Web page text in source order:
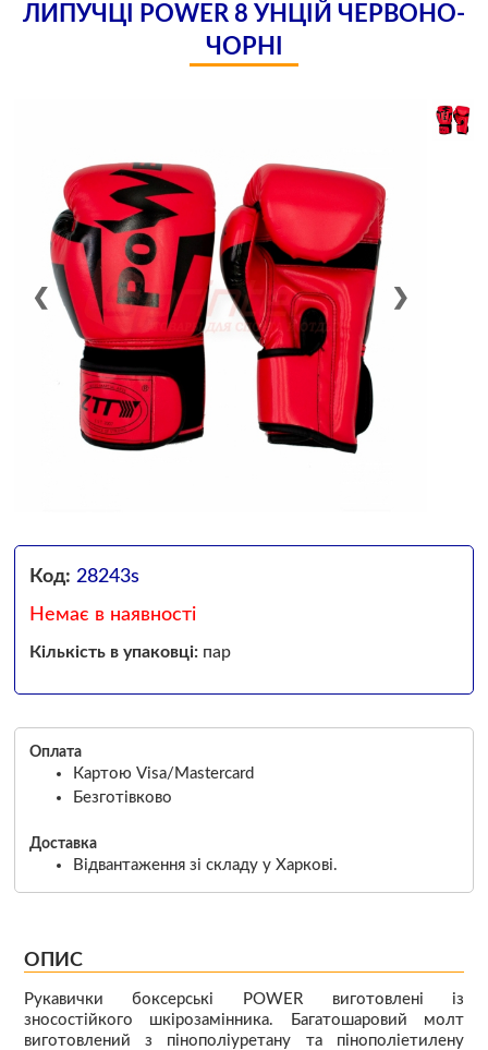
ЛИПУЧЦІ POWER 8 УНЦІЙ ЧЕРВОНО-
ЧОРНІ
❮ ❯
Код: 28243s
Немає в наявності
Кількість в упаковці:пар
Оплата
Картою Visa/Mastercard
Безготівково
Доставка
Відвантаження зі складу у Харкові.
ОПИС
Рукавички боксерські POWER виготовлені із
зносостійкого шкірозамінника. Багатошаровий молт
виготовлений з пінополіуретану та пінополіетилену